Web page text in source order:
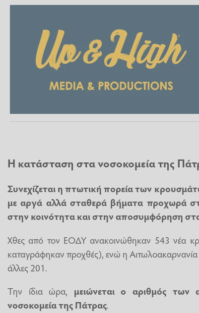
Η κατάσταση στα νοσοκομεία της
Συνεχίζεται η πτωτική πορεία των
με αργά αλλά σταθερά βήματα προχωρά
στην κοινότητα και στην αποσυμφόρηση
Χθες από τον ΕΟΔΥ ανακοινώθηκαν 543 νέα
καταγράφηκαν προχθές), ενώ η Αιτωλοακαρνανία
άλλες 201.
Την ίδια ώρα, μειώνεται ο αριθμός
νοσοκομεία της Πάτρας.